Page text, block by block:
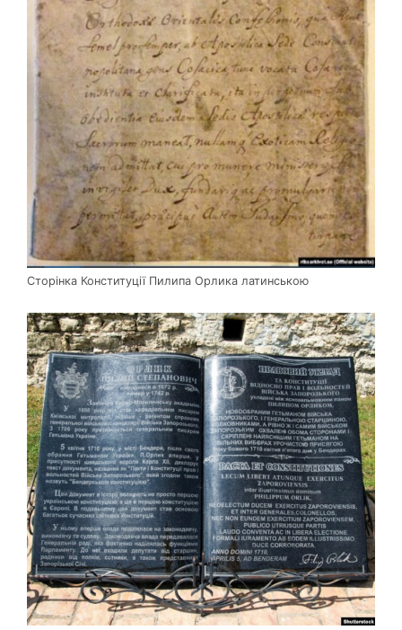
Сторінка Конституції Пилипа Орлика латинською